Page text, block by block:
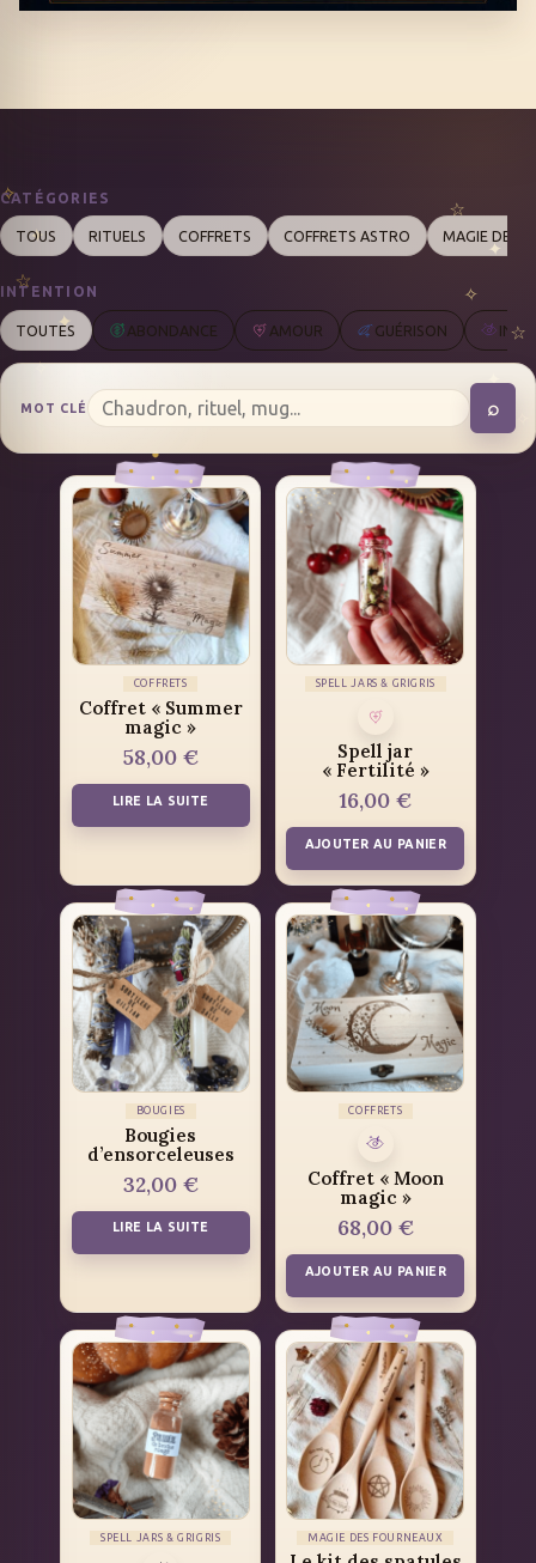
CATÉGORIES
TOUS RITUELS COFFRETS COFFRETS ASTRO MAGIE DES
INTENTION
TOUTES ABONDANCE AMOUR GUÉRISON
MOT CLÉ ⌕
COFFRETS
Coffret « Summer
magic »
58,00 €
LIRE LA SUITE
SPELL JARS & GRIGRIS
Spell jar
« Fertilité »
16,00€
AJOUTER AU PANIER
BOUGIES
Bougies
d’ensorceleuses
32,00 €
LIRE LA SUITE
COFFRETS
Coffret « Moon
magic »
68,00 €
AJOUTER AU PANIER
SPELL JARS & GRIGRIS MAGIE DES FOURNEAUX